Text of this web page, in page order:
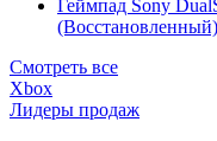
Геймпад Sony
(Восстановленный)
Смотреть все
Xbox
Лидеры продаж